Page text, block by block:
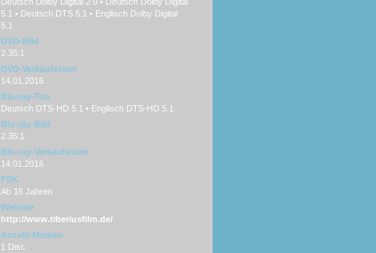
5.1 • Deutsch DTS 5.1 • Englisch Dolby Digital
5.1
DVD-Bild
2.35:1
DVD-Verkaufsstart
14.01.2016
Blu-ray-Ton
Deutsch DTS-HD 5.1 • Englisch DTS-HD 5.1
Blu-ray-Bild
2.35:1
Blu-ray-Verkaufsstart
14.01.2016
FSK
Ab 16 Jahren
Website
http://www.tiberiusfilm.de/
Anzahl Medien
1 Disc